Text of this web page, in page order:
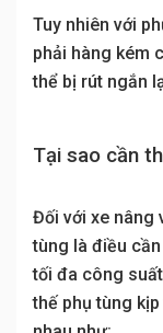
Tuy nhiên với
phải hàng kém
thể bị rút ngắn
Tại sao cần
Đối với xe nâng
tùng là điều
tối đa công
thế phụ tùng